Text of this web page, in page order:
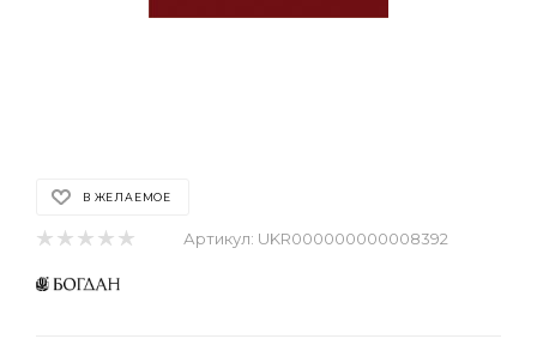
В ЖЕЛАЕМОЕ
Артикул: UKR000000000008392